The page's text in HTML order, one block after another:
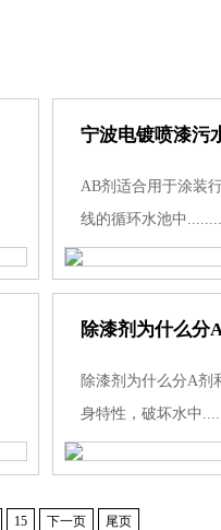
宁波电镀喷漆污
AB剂适合用于涂装
线的循环水池中
除漆剂为什么分
除漆剂为什么分A剂
身特性，破坏水中
15 下一页 尾页